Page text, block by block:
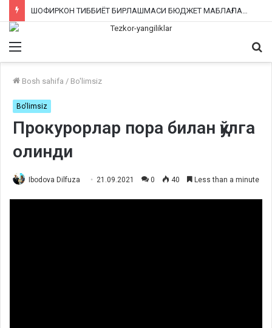
ШОФИРКОН ТИББИЁТ БИРЛАШМАСИ БЮДЖЕТ МАБЛАҒЛАРИНИ ТАЛОН-ТАРОЖ ҚИЛИНГАНИ РОСТМИ?
Menu
Bosh sahifa / Bo'limsiz
Bo'limsiz
Прокурорлар пора билан қўлга
олинди
Ibodova Dilfuza 21.09.2021 0 40 Less than a minute